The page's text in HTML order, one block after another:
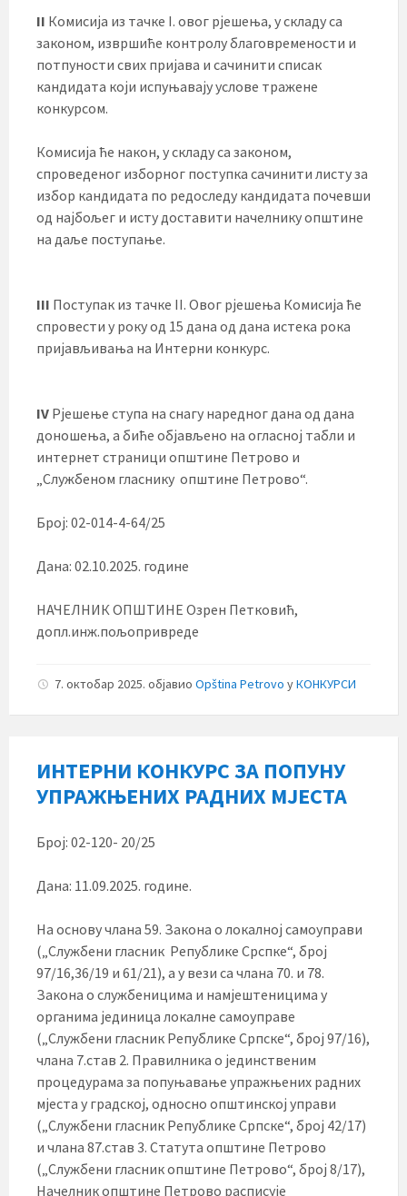
II Комисија из тачке I. овог рјешења, у складу са
законом, извршиће контролу благовремености и
потпуности свих пријава и сачинити списак
кандидата који испуњавају услове тражене
конкурсом.
Комисија ће након, у складу са законом,
спроведеног изборног поступка сачинити листу за
избор кандидата по редоследу кандидата почевши
од најбољег и исту доставити начелнику општине
на даље поступање.
III Поступак из тачке II. Овог рјешења Комисија ће
спровести у року од 15 дана од дана истека рока
пријављивања на Интерни конкурс.
IV Рјешење ступа на снагу наредног дана од дана
доношења, а биће објављено на огласној табли и
интернет страници општине Петрово и
„Службеном гласнику општине Петрово“.
Број: 02-014-4-64/25
Дана: 02.10.2025. године
НАЧЕЛНИК ОПШТИНЕ Озрен Петковић,
допл.инж.пољопривреде
7. октобар 2025. објавио Opština Petrovo уКОНКУРСИ
ИНТЕРНИ КОНКУРС ЗА ПОПУНУ
УПРАЖЊЕНИХ РАДНИХ МЈЕСТА
Број: 02-120- 20/25
Дана: 11.09.2025. године.
На основу члана 59. Закона о локалној самоуправи
(„Службени гласник Републике Срспке“, број
97/16,36/19 и 61/21), а у вези са члана 70. и 78.
Закона о службеницима и намјештеницима у
органима јединица локалне самоуправе
(„Службени гласник Републике Српске“, број 97/16),
члана 7.став 2. Правилника о јединственим
процедурама за попуњавање упражњених радних
мјеста у градској, односно општинској управи
(„Службени гласник Републике Српске“, број 42/17)
и члана 87.став 3. Статута општине Петрово
(„Службени гласник општине Петрово“, број 8/17),
Начелник општине Петрово расписује